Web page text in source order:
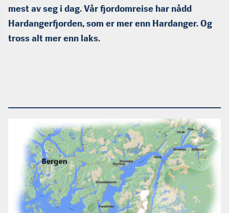
mest av seg i dag. Vår fjordomreise har nådd
Hardangerfjorden, som er mer enn Hardanger. Og
tross alt mer enn laks.